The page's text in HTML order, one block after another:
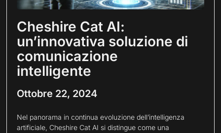
Cheshire Cat AI:
un’innovativa soluzione di
comunicazione
intelligente
Ottobre 22, 2024
Nel panorama in continua evoluzione dell’intelligenza
artificiale, Cheshire Cat AI si distingue come una